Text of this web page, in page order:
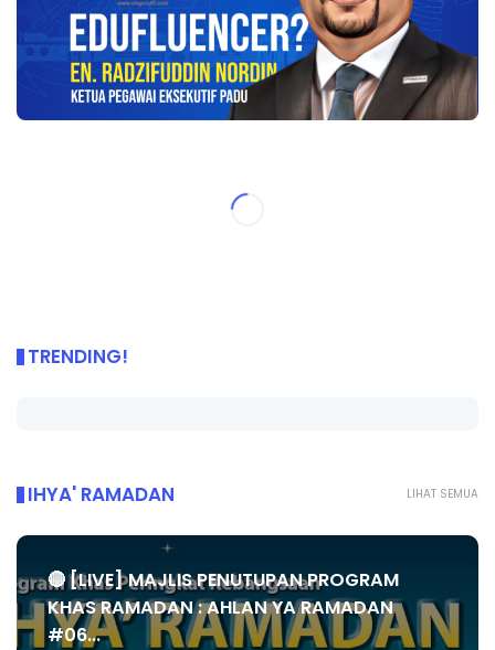
TRENDING!
LIHAT SEMUA
IHYA' RAMADAN
🔴 [LIVE] MAJLIS PENUTUPAN PROGRAM
KHAS RAMADAN : AHLAN YA RAMADAN
#06...